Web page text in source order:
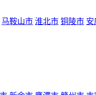
马鞍山市 淮北市 铜陵市 安